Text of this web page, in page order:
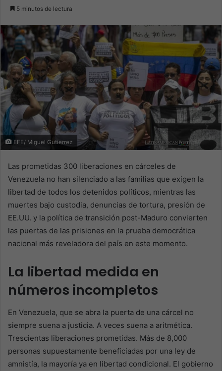
5 minutos de lectura
EFE/ Miguel Gutierrez
Las prometidas 300 liberaciones en cárceles de
Venezuela no han silenciado a las familias que exigen la
libertad de todos los detenidos políticos, mientras las
muertes bajo custodia, denuncias de tortura, presión de
EE.UU. y la política de transición post-Maduro convierten
las puertas de las prisiones en la prueba democrática
nacional más reveladora del país en este momento.
La libertad medida en
números incompletos
En Venezuela, que se abra la puerta de una cárcel no
siempre suena a justicia. A veces suena a aritmética.
Trescientas liberaciones prometidas. Más de 8,000
personas supuestamente beneficiadas por una ley de
amnistía, la mayoría ya en libertad condicional. El gobierno